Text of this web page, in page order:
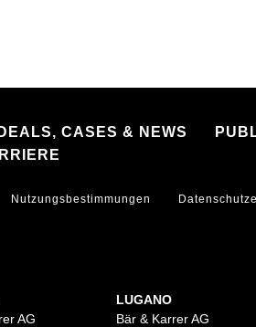
DEALS, CASES & NEWS
Nutzungsbestimmungen
AG
LUGANO
Bär & Karrer AG